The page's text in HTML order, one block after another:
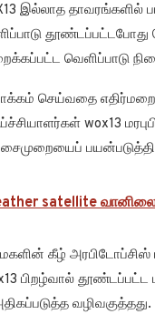
இல்லாத தாவரங்களில்
வெளிப்பாடு
செய்வதை
wox13
satellite
கீழ்
பிறழ்வால்
வழிவகுத்தது.